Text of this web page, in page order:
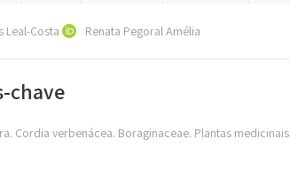
Leal-Costa Renata Pegoral Amélia
chave
Cordia verbenácea. Boraginaceae. Plantas medicinais.